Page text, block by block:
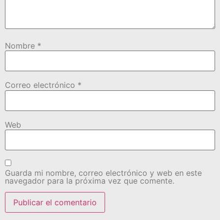
Nombre *
Correo electrónico *
Web
Guarda mi nombre, correo electrónico y web en este
navegador para la próxima vez que comente.